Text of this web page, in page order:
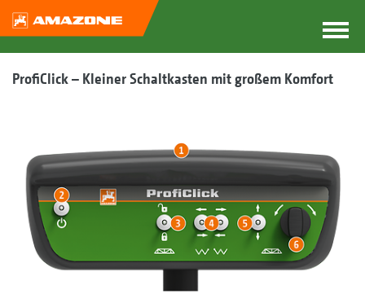
ProfiClick – Kleiner Schaltkasten mit großem Komfort